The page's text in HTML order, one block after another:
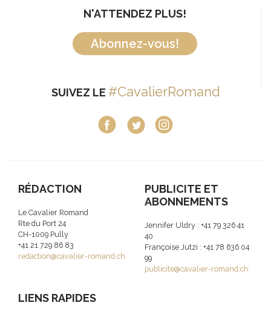
N'ATTENDEZ PLUS!
Abonnez-vous!
SUIVEZ LE #CavalierRomand
RÉDACTION
Le Cavalier Romand
Rte du Port 24
CH-1009 Pully
+41 21 729 86 83
redaction@cavalier-romand.ch
PUBLICITE ET
ABONNEMENTS
Jennifer Uldry : +41 79 326 41
40
Françoise Jutzi : +41 78 636 04
99
publicite@cavalier-romand.ch
LIENS RAPIDES